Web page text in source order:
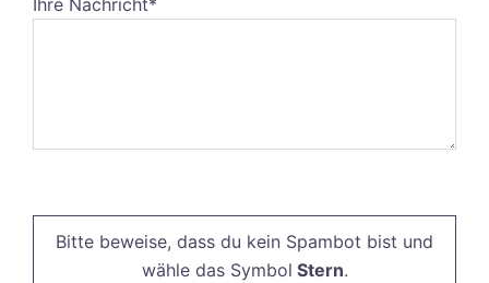
Ihre Nachricht*
Bitte beweise, dass du kein Spambot bist und
wähle das Symbol Stern.